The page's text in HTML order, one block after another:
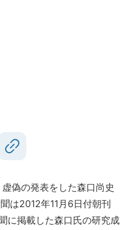
偽の発表をした森口尚史
は2012年11月6日付朝刊
に掲載した森口氏の研究成